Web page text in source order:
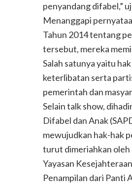
penyandang difabel,”
Menanggapi
Tahun 2014 tentang
tersebut, mereka
Salah satunya yaitu
keterlibatan serta
pemerintah dan
Selain talk show,
Difabel dan Anak
mewujudkan hak-hak
turut dimeriahkan oleh
Yayasan
Penampilan dari Panti